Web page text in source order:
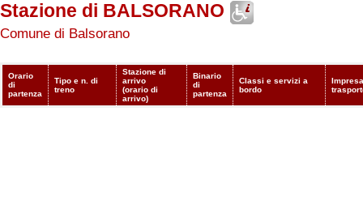
Stazione di BALSORANO
Comune di Balsorano
Orario
di
partenza
Tipo e n. di
treno
Stazione di
arrivo
(orario di
arrivo)
Binario
di
partenza
Classi e servizi a
bordo